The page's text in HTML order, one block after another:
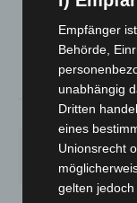
69%
SA.
27°
Empfänger
Behörde,
unabhängig
Dritten
eines
Unionsrecht
gelten jedoch